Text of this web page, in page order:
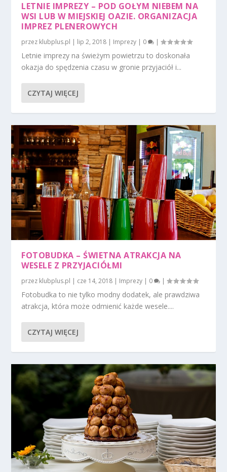
LETNIE IMPREZY – POD GOŁYM NIEBEM NA
WSI LUB W MIEJSKIEJ OAZIE. ORGANIZACJA
IMPREZ PLENEROWYCH
przez klubplus.pl | lip 2, 2018 | Imprezy | 0 |
Letnie imprezy na świeżym powietrzu to doskonała
okazja do spędzenia czasu w gronie przyjaciół i...
CZYTAJ WIĘCEJ
FOTOBUDKA – ŚWIETNA ATRAKCJA NA
WESELE Z PRZYJACIÓŁMI
przez klubplus.pl | cze 14, 2018 | Imprezy | 0 |
Fotobudka to nie tylko modny dodatek, ale prawdziwa
atrakcja, która może odmienić każde wesele....
CZYTAJ WIĘCEJ